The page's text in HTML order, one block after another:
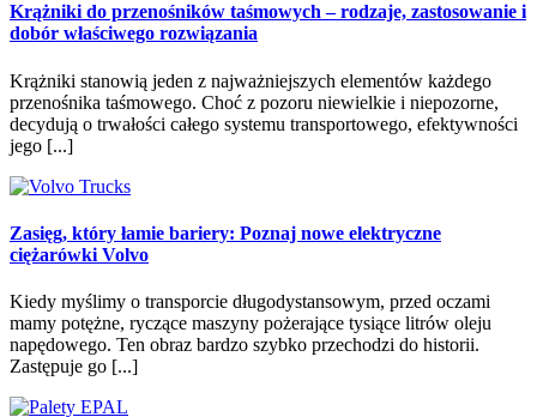
Krążniki do przenośników taśmowych – rodzaje, zastosowanie i
dobór właściwego rozwiązania
Krążniki stanowią jeden z najważniejszych elementów każdego
przenośnika taśmowego. Choć z pozoru niewielkie i niepozorne,
decydują o trwałości całego systemu transportowego, efektywności
jego [...]
Zasięg, który łamie bariery: Poznaj nowe elektryczne
ciężarówki Volvo
Kiedy myślimy o transporcie długodystansowym, przed oczami
mamy potężne, ryczące maszyny pożerające tysiące litrów oleju
napędowego. Ten obraz bardzo szybko przechodzi do historii.
Zastępuje go [...]